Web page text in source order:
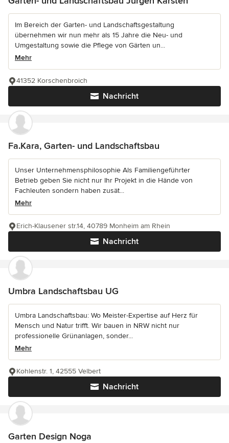
Im Bereich der Garten- und Landschaftsgestaltung
übernehmen wir nun mehr als 15 Jahre die Neu- und
Umgestaltung sowie die Pflege von Gärten un...
Mehr
Nachricht
41352 Korschenbroich
Fa.Kara, Garten- und Landschaftsbau
Unser Unternehmensphilosophie Als Familiengeführter
Betrieb geben Sie nicht nur Ihr Projekt in die Hände von
Fachleuten sondern haben zusät...
Mehr
Nachricht
Erich-Klausener str.14, 40789 Monheim am Rhein
Umbra Landschaftsbau UG
Umbra Landschaftsbau: Wo Meister-Expertise auf Herz für
Mensch und Natur trifft. Wir bauen in NRW nicht nur
professionelle Grünanlagen, sonder...
Mehr
Nachricht
Kohlenstr. 1, 42555 Velbert
Garten Design Noga